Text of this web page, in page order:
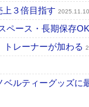
３倍目指す 2025.11.10
ース・長期保存OK
レーナーが加わる
ルティーグッズに